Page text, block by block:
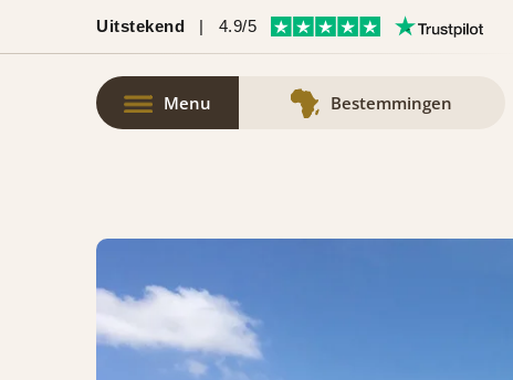
Uitstekend | 4.9/5
Menu Bestemmingen